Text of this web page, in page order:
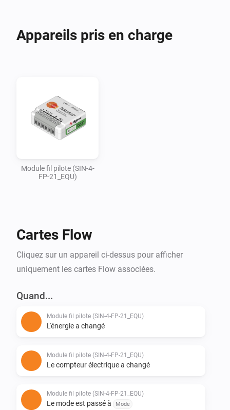
Appareil compatible :
Appareils pris en charge
Module fil pilote (SIN-4-
FP-21_EQU)
Cartes Flow
Cliquez sur un appareil ci-dessus pour afficher
uniquement les cartes Flow associées.
Quand...
Module fil pilote (SIN-4-FP-21_EQU)
L'énergie a changé
Module fil pilote (SIN-4-FP-21_EQU)
Le compteur électrique a changé
Module fil pilote (SIN-4-FP-21_EQU)
Le mode est passé à Mode